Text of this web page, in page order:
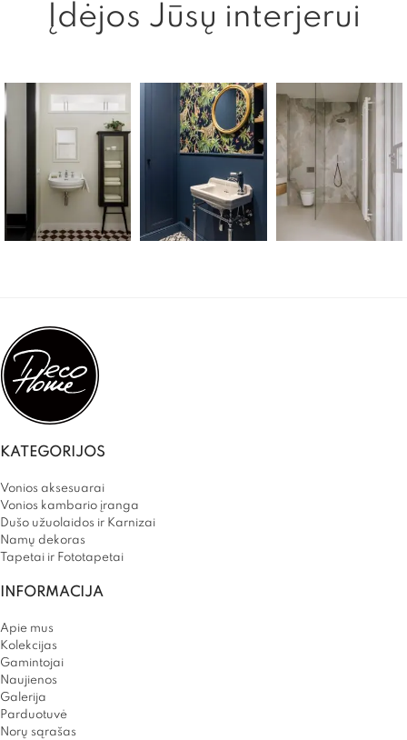
Įdėjos Jūsų interjerui
KATEGORIJOS
Vonios aksesuarai
Vonios kambario įranga
Dušo užuolaidos ir Karnizai
Namų dekoras
Tapetai ir Fototapetai
INFORMACIJA
Apie mus
Kolekcijas
Gamintojai
Naujienos
Galerija
Parduotuvė
Norų sąrašas